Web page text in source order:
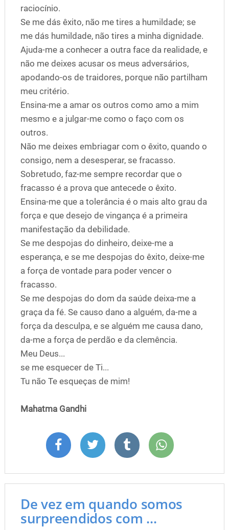
raciocínio.
Se me dás êxito, não me tires a humildade; se
me dás humildade, não tires a minha dignidade.
Ajuda-me a conhecer a outra face da realidade, e
não me deixes acusar os meus adversários,
apodando-os de traidores, porque não partilham
meu critério.
Ensina-me a amar os outros como amo a mim
mesmo e a julgar-me como o faço com os
outros.
Não me deixes embriagar com o êxito, quando o
consigo, nem a desesperar, se fracasso.
Sobretudo, faz-me sempre recordar que o
fracasso é a prova que antecede o êxito.
Ensina-me que a tolerância é o mais alto grau da
força e que desejo de vingança é a primeira
manifestação da debilidade.
Se me despojas do dinheiro, deixe-me a
esperança, e se me despojas do êxito, deixe-me
a força de vontade para poder vencer o
fracasso.
Se me despojas do dom da saúde deixa-me a
graça da fé. Se causo dano a alguém, da-me a
força da desculpa, e se alguém me causa dano,
da-me a força de perdão e da clemência.
Meu Deus...
se me esquecer de Ti...
Tu não Te esqueças de mim!
Mahatma Gandhi
De vez em quando somos
surpreendidos com ...